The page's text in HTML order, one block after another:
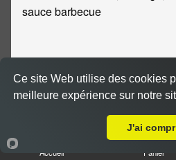
sauce barbecue
Pizza mexicaine
Accueil Panier
Ce site Web utilise des cookies
meilleure expérience sur notre
J'ai